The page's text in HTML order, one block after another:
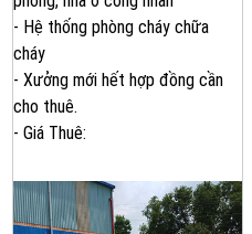
- Hệ thống phòng cháy chữa
cháy
- Xưởng mới hết hợp đồng cần
cho thuê.
- Giá Thuê: